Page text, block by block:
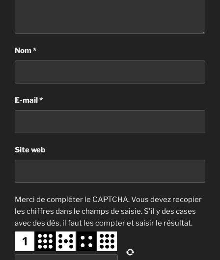
Nom*
E-mail*
Site web
Merci de compléter le CAPTCHA. Vous devez recopier
les chiffres dans le champs de saisie. S'il y des cases
avec des dés, il faut les compter et saisir le résultat.